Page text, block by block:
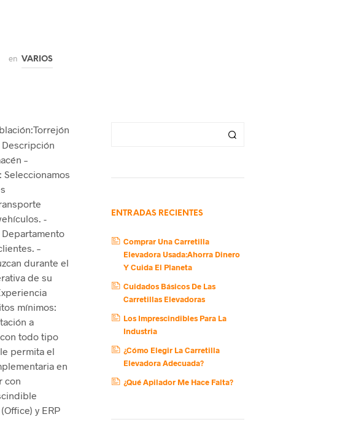
en VARIOS
Descripción
–
-
–
durante el
de su
mínimos:
a
todo tipo
permita el
en
con
y ERP
ENTRADAS RECIENTES
Comprar Una Carretilla
Elevadora Usada:Ahorra Dinero
Y Cuida El Planeta
Cuidados Básicos De Las
Carretillas Elevadoras
Los Imprescindibles Para La
Industria
¿Cómo Elegir La Carretilla
Elevadora Adecuada?
¿Qué Apilador Me Hace Falta?